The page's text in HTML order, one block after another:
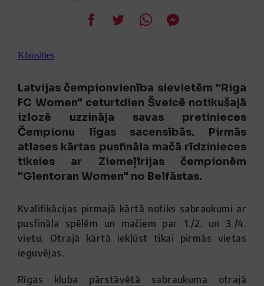
Klausīties
Latvijas čempionvienība sievietēm "Riga
FC Women" ceturtdien Šveicē notikušajā
izlozē uzzināja savas pretinieces
Čempionu līgas sacensībās. Pirmās
atlases kārtas pusfināla mačā rīdzinieces
tiksies ar Ziemeļīrijas čempionēm
"Glentoran Women" no Belfāstas.
Kvalifikācijas pirmajā kārtā notiks sabraukumi ar
pusfināla spēlēm un mačiem par 1./2. un 3./4.
vietu. Otrajā kārtā iekļūst tikai pirmās vietas
ieguvējas.
Rīgas kluba pārstāvētā sabraukuma otrajā